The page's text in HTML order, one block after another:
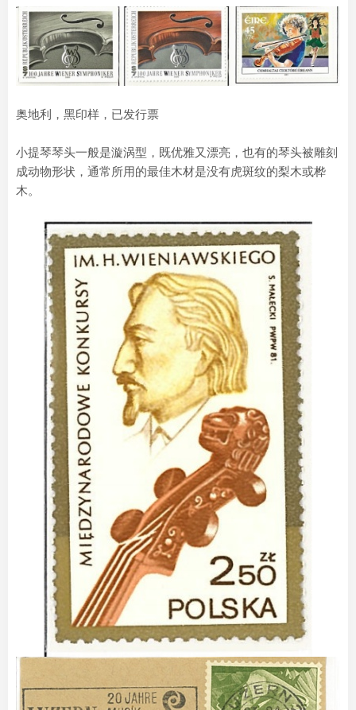
奥地利，黑印样，已发行票
小提琴琴头一般是漩涡型，既优雅又漂亮，也有的琴头被雕刻
成动物形状，通常所用的最佳木材是没有虎斑纹的梨木或桦
木。